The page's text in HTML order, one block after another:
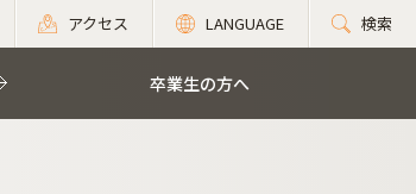
アクセス LANGUAGE 検索
卒業生の方へ